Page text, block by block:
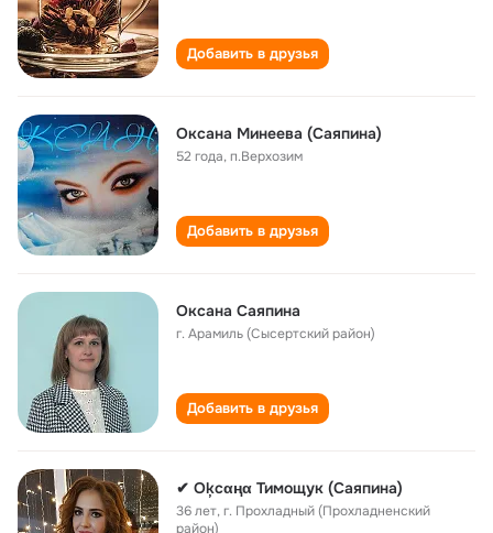
Добавить в друзья
Оксана Минеева (Саяпина)
52 года,п.Верхозим
Добавить в друзья
Оксана Саяпина
г. Арамиль (Сысертский район)
Добавить в друзья
✔ Оķсαңα Тимощук (Саяпина)
36 лет,г. Прохладный (Прохладненский
район)